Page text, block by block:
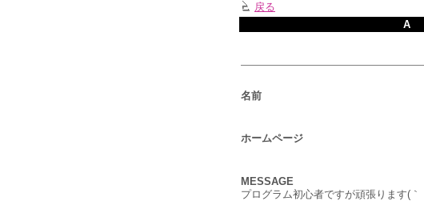
戻る
名前
ホームページ
MESSAGE
プログラム初心者ですが頑張ります(｀